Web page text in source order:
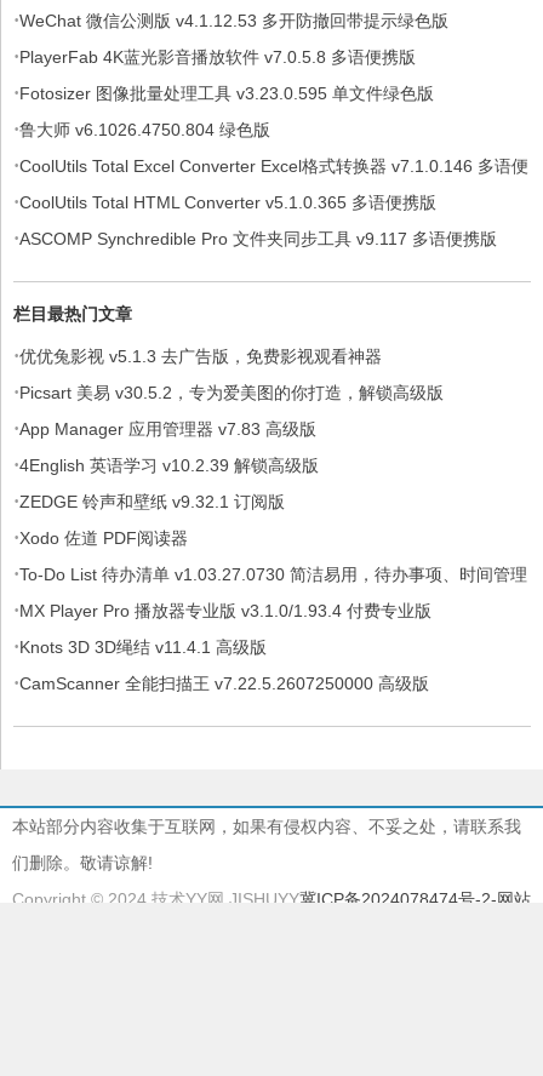
·WeChat 微信公测版 v4.1.12.53 多开防撤回带提示绿色版
·PlayerFab 4K蓝光影音播放软件 v7.0.5.8 多语便携版
·Fotosizer 图像批量处理工具 v3.23.0.595 单文件绿色版
·鲁大师 v6.1026.4750.804 绿色版
·CoolUtils Total Excel Converter Excel格式转换器 v7.1.0.146 多语便
携版
·CoolUtils Total HTML Converter v5.1.0.365 多语便携版
·ASCOMP Synchredible Pro 文件夹同步工具 v9.117 多语便携版
栏目最热门文章
·优优兔影视 v5.1.3 去广告版，免费影视观看神器
·Picsart 美易 v30.5.2，专为爱美图的你打造，解锁高级版
·App Manager 应用管理器 v7.83 高级版
·4English 英语学习 v10.2.39 解锁高级版
·ZEDGE 铃声和壁纸 v9.32.1 订阅版
·Xodo 佐道 PDF阅读器
·To-Do List 待办清单 v1.03.27.0730 简洁易用，待办事项、时间管理
软件，解锁专业版
·MX Player Pro 播放器专业版 v3.1.0/1.93.4 付费专业版
·Knots 3D 3D绳结 v11.4.1 高级版
·CamScanner 全能扫描王 v7.22.5.2607250000 高级版
本站部分内容收集于互联网，如果有侵权内容、不妥之处，请联系我
们删除。敬请谅解!
Copyright © 2024 技术YY网 JISHUYY冀ICP备2024078474号-2-网站